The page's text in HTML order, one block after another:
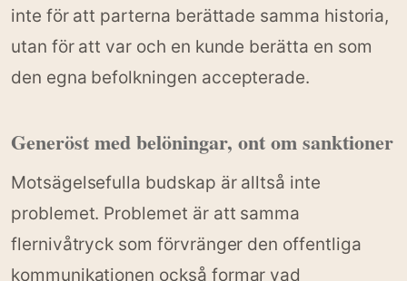
inte för att parterna berättade samma historia,
utan för att var och en kunde berätta en som
den egna befolkningen accepterade.
Generöst med belöningar, ont om sanktioner
Motsägelsefulla budskap är alltså inte
problemet. Problemet är att samma
flernivåtryck som förvränger den offentliga
kommunikationen också formar vad